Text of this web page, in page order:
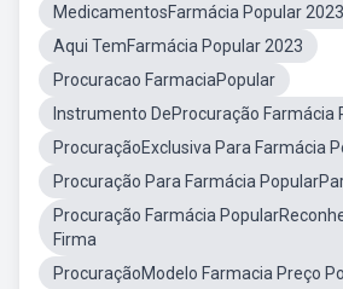
MedicamentosFarmácia Popular 2023
Aqui TemFarmácia Popular 2023
Procuracao FarmaciaPopular
Instrumento DeProcuração Farmácia
ProcuraçãoExclusiva Para Farmácia
Procuração Para Farmácia
Procuração Farmácia
Firma
ProcuraçãoModelo Farmacia Preço